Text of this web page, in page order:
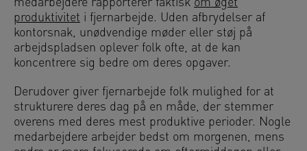
medarbejdere rapporterer faktisk om øget
produktivitet i fjernarbejde. Uden afbrydelser af
kontorsnak, unødvendige møder eller støj på
arbejdspladsen oplever folk ofte, at de kan
koncentrere sig bedre om deres opgaver.
Derudover giver fjernarbejde folk mulighed for at
strukturere deres dag på en måde, der stemmer
overens med deres mest produktive perioder. Nogle
medarbejdere arbejder bedst om morgenen, mens